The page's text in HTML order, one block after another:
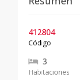
412804
Código
3
Habitaciones